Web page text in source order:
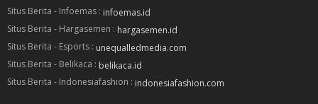
Situs Berita - Infoemas : infoemas.id
Situs Berita - Hargasemen : hargasemen.id
Situs Berita - Esports : unequalledmedia.com
Situs Berita - Belikaca : belikaca.id
Situs Berita - Indonesiafashion : indonesiafashion.com